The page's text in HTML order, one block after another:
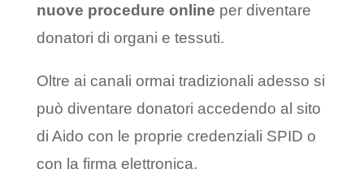
nuove procedure online per diventare
donatori di organi e tessuti.
Oltre ai canali ormai tradizionali adesso si
può diventare donatori accedendo al sito
di Aido con le proprie credenziali SPID o
con la firma elettronica.